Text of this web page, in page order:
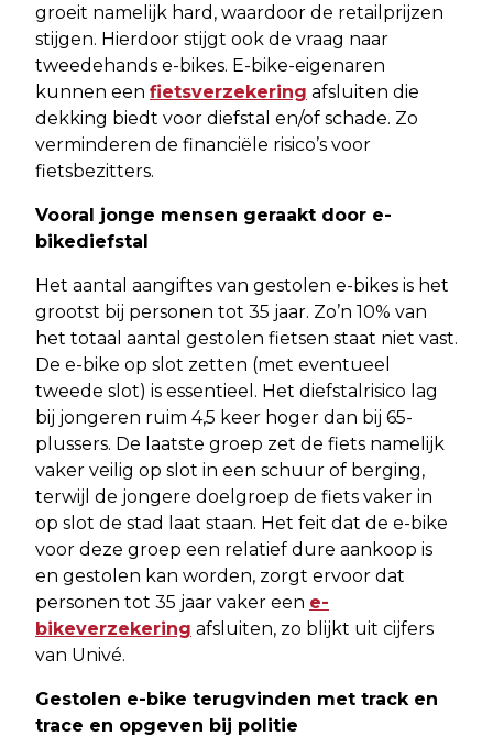
groeit namelijk hard, waardoor de retailprijzen
stijgen. Hierdoor stijgt ook de vraag naar
tweedehands e-bikes. E-bike-eigenaren
kunnen een fietsverzekering afsluiten die
dekking biedt voor diefstal en/of schade. Zo
verminderen de financiële risico’s voor
fietsbezitters.
Vooral jonge mensen geraakt door e-
bikediefstal
Het aantal aangiftes van gestolen e-bikes is het
grootst bij personen tot 35 jaar. Zo’n 10% van
het totaal aantal gestolen fietsen staat niet vast.
De e-bike op slot zetten (met eventueel
tweede slot) is essentieel. Het diefstalrisico lag
bij jongeren ruim 4,5 keer hoger dan bij 65-
plussers. De laatste groep zet de fiets namelijk
vaker veilig op slot in een schuur of berging,
terwijl de jongere doelgroep de fiets vaker in
op slot de stad laat staan. Het feit dat de e-bike
voor deze groep een relatief dure aankoop is
en gestolen kan worden, zorgt ervoor dat
personen tot 35 jaar vaker een e-
bikeverzekering afsluiten, zo blijkt uit cijfers
van Univé.
Gestolen e-bike terugvinden met track en
trace en opgeven bij politie